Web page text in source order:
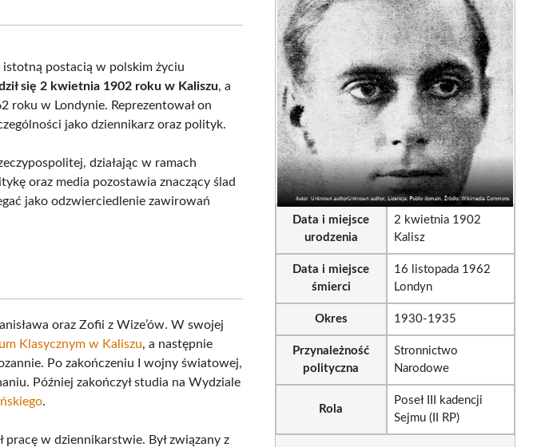
(Twitter)
istotną postacią w polskim życiu
się 2 kwietnia 1902 roku w Kaliszu, a
roku w Londynie. Reprezentował on
jako dziennikarz oraz polityk.
działając w ramach
oraz media pozostawia znaczący ślad
jako odzwierciedlenie zawirowań
oraz Zofii z Wize’ów. W swojej
Klasycznym w Kaliszu, a następnie
Po zakończeniu I wojny światowej,
Później zakończył studia na Wydziale
.
w dziennikarstwie. Był związany z
Data i miejsce
urodzenia
2 kwietnia 1902
Kalisz
Data i miejsce
śmierci
16 listopada 1962
Londyn
Okres 1930-1935
Przynależność
polityczna
Stronnictwo
Narodowe
Rola
Poseł III kadencji
Sejmu (II RP)